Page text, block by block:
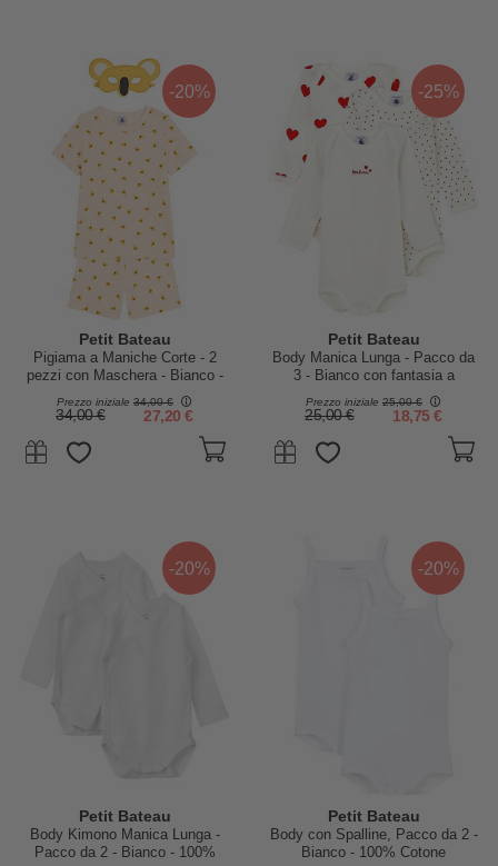
-20%
Petit Bateau
Pigiama a Maniche Corte - 2
pezzi con Maschera - Bianco -
Koala - 100% Cotone Bio
Prezzo iniziale 34,00 €
34,00 € 27,20 €
-25%
Petit Bateau
Body Manica Lunga - Pacco da
3 - Bianco con fantasia a
cuore/Bianco - 100 %Cotone
Prezzo iniziale 25,00 €
25,00 € 18,75 €
-20%
Petit Bateau
Body Kimono Manica Lunga -
Pacco da 2 - Bianco - 100%
-20%
Petit Bateau
Body con Spalline, Pacco da 2 -
Bianco - 100% Cotone